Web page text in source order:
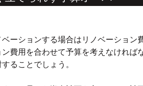
ーションする場合はリノベーショ
費用を合わせて予算を考えなけれ
ることでしょう。